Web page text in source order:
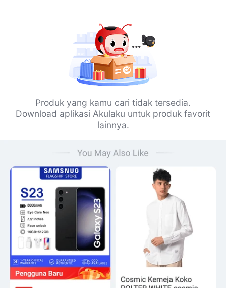
Produk yang kamu cari tidak tersedia.
Download aplikasi Akulaku untuk produk favorit
lainnya.